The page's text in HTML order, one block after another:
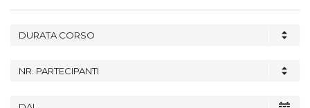
DURATA CORSO
NR. PARTECIPANTI